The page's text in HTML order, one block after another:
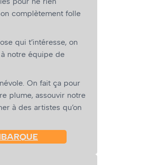
complètement folle
qui t’intéresse, on
notre équipe de
On fait ça pour
plume, assouvir notre
à des artistes qu’on